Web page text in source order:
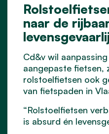
naar de
Cd&v wil
aangepaste fietsen,
rolstoelfietsen ook
van fietspaden in
“Rolstoelfietsen
is absurd én